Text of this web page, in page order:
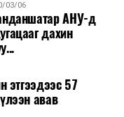
03/06
АНУ-д
дахин
этгээдээс 57
авав